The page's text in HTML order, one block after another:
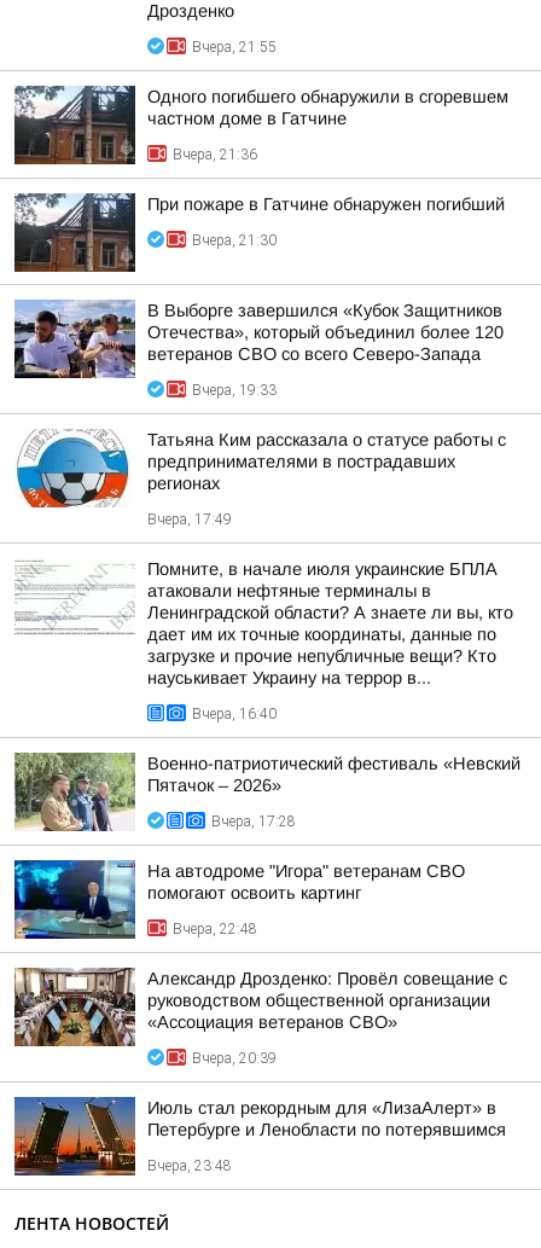
Дрозденко
Вчера, 21:55
Одного погибшего обнаружили в сгоревшем
частном доме в Гатчине
Вчера, 21:36
При пожаре в Гатчине обнаружен погибший
Вчера, 21:30
В Выборге завершился «Кубок Защитников
Отечества», который объединил более 120
ветеранов СВО со всего Северо-Запада
Вчера, 19:33
Татьяна Ким рассказала о статусе работы с
предпринимателями в пострадавших
регионах
Вчера, 17:49
Помните, в начале июля украинские БПЛА
атаковали нефтяные терминалы в
Ленинградской области? А знаете ли вы, кто
дает им их точные координаты, данные по
загрузке и прочие непубличные вещи? Кто
науськивает Украину на террор в...
Вчера, 16:40
Военно-патриотический фестиваль «Невский
Пятачок – 2026»
Вчера, 17:28
На автодроме "Игора" ветеранам СВО
помогают освоить картинг
Вчера, 22:48
Александр Дрозденко: Провёл совещание с
руководством общественной организации
«Ассоциация ветеранов СВО»
Вчера, 20:39
Июль стал рекордным для «ЛизаАлерт» в
Петербурге и Ленобласти по потерявшимся
Вчера, 23:48
ЛЕНТА НОВОСТЕЙ